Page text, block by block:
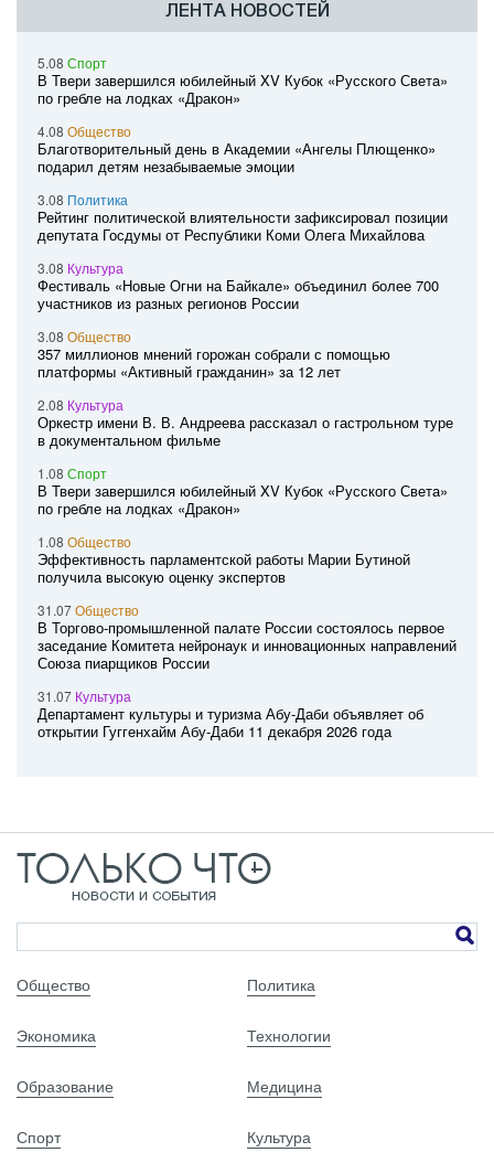
ЛЕНТА НОВОСТЕЙ
5.08 Спорт
В Твери завершился юбилейный XV Кубок «Русского Света»
по гребле на лодках «Дракон»
4.08 Общество
Благотворительный день в Академии «Ангелы Плющенко»
подарил детям незабываемые эмоции
3.08 Политика
Рейтинг политической влиятельности зафиксировал позиции
депутата Госдумы от Республики Коми Олега Михайлова
3.08 Культура
Фестиваль «Новые Огни на Байкале» объединил более 700
участников из разных регионов России
3.08 Общество
357 миллионов мнений горожан собрали с помощью
платформы «Активный гражданин» за 12 лет
2.08 Культура
Оркестр имени В. В. Андреева рассказал о гастрольном туре
в документальном фильме
1.08 Спорт
В Твери завершился юбилейный XV Кубок «Русского Света»
по гребле на лодках «Дракон»
1.08 Общество
Эффективность парламентской работы Марии Бутиной
получила высокую оценку экспертов
31.07Общество
В Торгово-промышленной палате России состоялось первое
заседание Комитета нейронаук и инновационных направлений
Союза пиарщиков России
31.07 Культура
Департамент культуры и туризма Абу-Даби объявляет об
открытии Гуггенхайм Абу-Даби 11 декабря 2026 года
Общество Политика
Экономика Технологии
Образование Медицина
Спорт Культура